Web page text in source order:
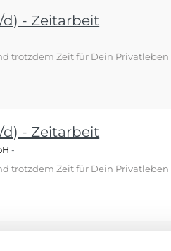
- Zeitarbeit
- Zeitarbeit
-